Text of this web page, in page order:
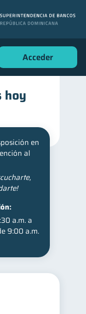
Acceder
hoy
en
al
a.m. a
9:00 a.m.